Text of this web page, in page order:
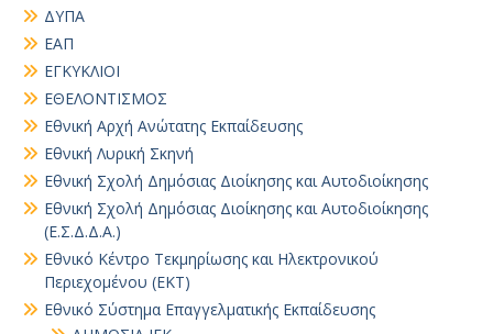
ΔΥΠΑ
ΕΑΠ
ΕΓΚΥΚΛΙΟΙ
ΕΘΕΛΟΝΤΙΣΜΟΣ
Εθνική Αρχή Ανώτατης Εκπαίδευσης
Εθνική Λυρική Σκηνή
Εθνική Σχολή Δημόσιας Διοίκησης και Αυτοδιοίκησης
Εθνική Σχολή Δημόσιας Διοίκησης και Αυτοδιοίκησης
(Ε.Σ.Δ.Δ.Α.)
Εθνικό Κέντρο Τεκμηρίωσης και Ηλεκτρονικού
Περιεχομένου (ΕΚΤ)
Εθνικό Σύστημα Επαγγελματικής Εκπαίδευσης